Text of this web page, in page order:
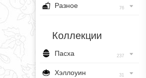
Разное 76
Коллекции
Пасха 237
Хэллоуин 31